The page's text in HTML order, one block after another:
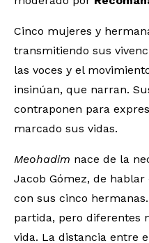
Cinco mujeres y
transmitiendo sus
las voces y el
insinúan, que narran.
contraponen para
marcado sus vidas.
Meohadim nace de la
Jacob Gómez, de
con sus cinco
partida, pero diferentes
vida. La distancia entre